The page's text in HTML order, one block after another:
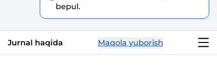
bepul.
Jurnal haqida Maqola yuborish